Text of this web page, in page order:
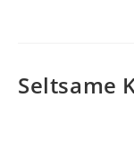
Seltsame